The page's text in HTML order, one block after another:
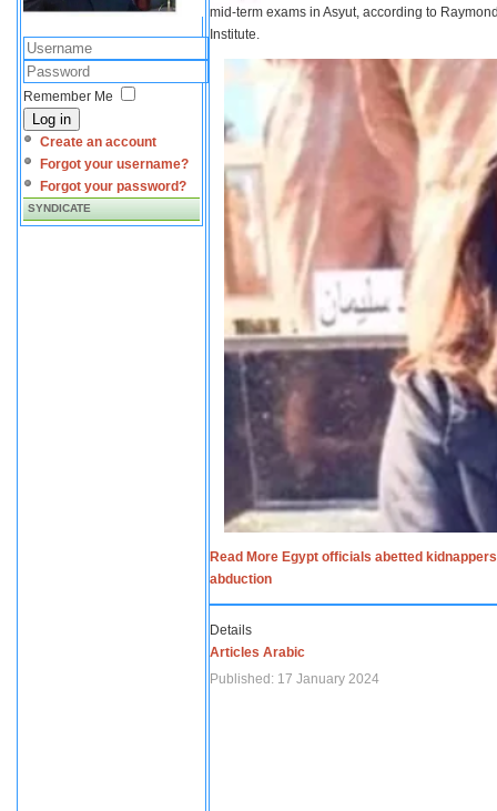
Remember Me
Log in
Create an account
Forgot your username?
Forgot your password?
SYNDICATE
mid-term exams in Asyut, according to
Institute.
Read More Egypt officials abetted
abduction
Details
Articles Arabic
Published: 17 January 2024